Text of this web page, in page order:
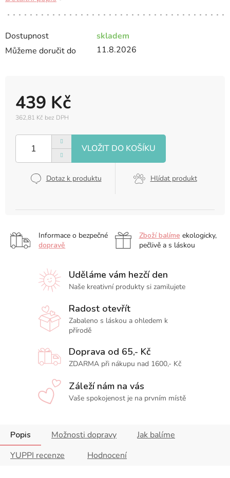
Dostupnost
skladem
Můžeme doručit do
11.8.2026
439 Kč
362,81 Kč bez DPH
cena:
Dotaz k produktu Hlídat produkt
Informace o bezpečné
dopravě
Zboží balíme ekologicky,
pečlivě a s láskou
Uděláme vám hezčí den
Naše kreativní produkty si zamilujete
Radost otevřít
Zabaleno s láskou a ohledem k
přírodě
Doprava od 65,- Kč
ZDARMA při nákupu nad 1600,- Kč
Záleží nám na vás
Vaše spokojenost je na prvním místě
Popis Možnosti dopravy
Jak balíme
YUPPI recenze
Hodnocení